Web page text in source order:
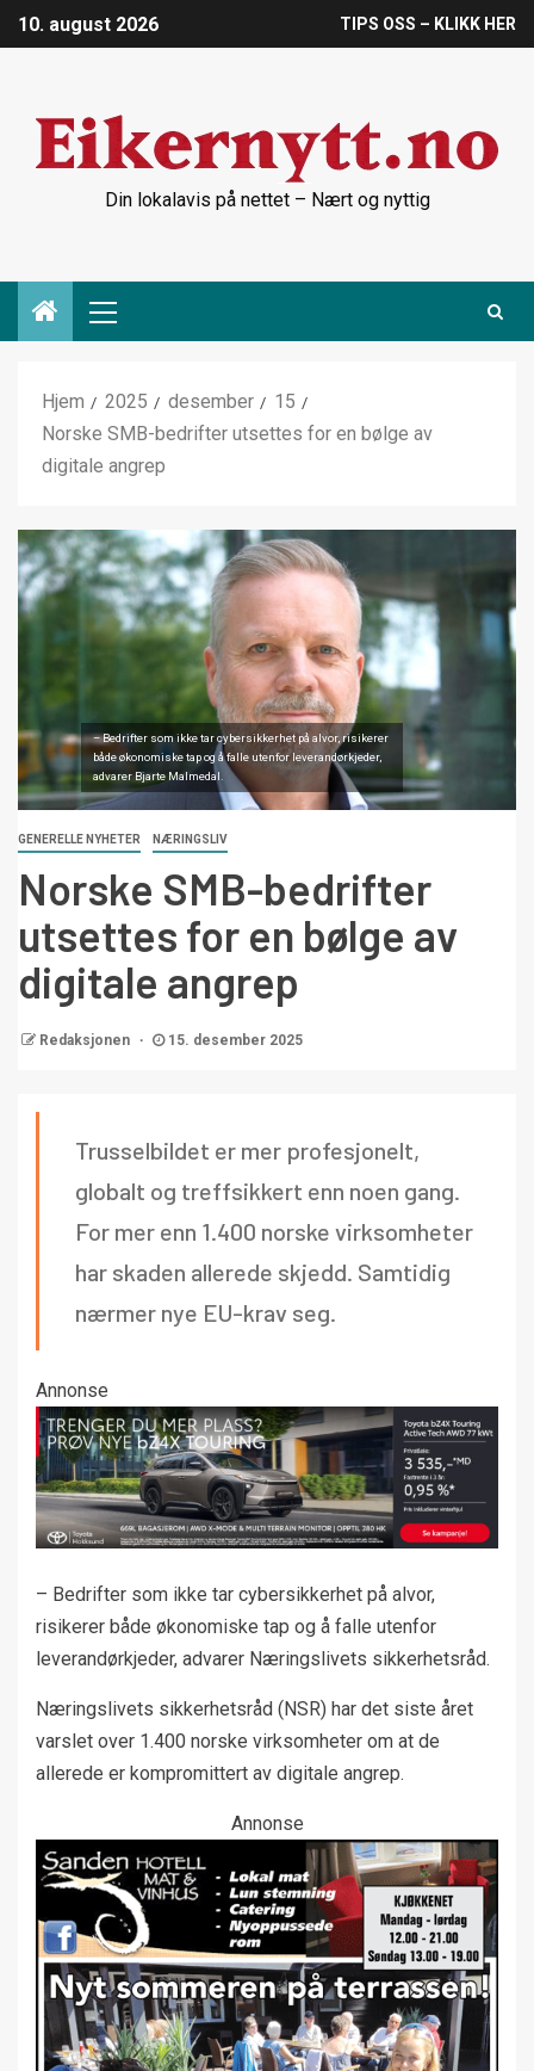
10. august 2026 TIPS OSS – KLIKK HER
Din lokalavis på nettet – Nært og nyttig
Hjem 2025 desember
15
Norske SMB-bedrifter utsettes for en bølge av
digitale angrep
– Bedrifter som ikke tar cybersikkerhet på alvor, risikerer
både økonomiske tap og å falle utenfor leverandørkjeder,
advarer Bjarte Malmedal.
GENERELLE NYHETER NÆRINGSLIV
Norske SMB-bedrifter
utsettes for en bølge av
digitale angrep
Redaksjonen 15. desember 2025
Trusselbildet er mer profesjonelt,
globalt og treffsikkert enn noen gang.
For mer enn 1.400 norske virksomheter
har skaden allerede skjedd. Samtidig
nærmer nye EU-krav seg.
Annonse
– Bedrifter som ikke tar cybersikkerhet på alvor,
risikerer både økonomiske tap og å falle utenfor
leverandørkjeder, advarer Næringslivets sikkerhetsråd.
Næringslivets sikkerhetsråd (NSR) har det siste året
varslet over 1.400 norske virksomheter om at de
allerede er kompromittert av digitale angrep.
Annonse